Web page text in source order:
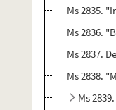
Ms 2835.
Ms 2836.
Ms 2837.
Ms 2838.
Ms